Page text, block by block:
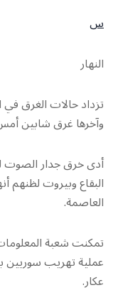
س
النهار
تزداد حالات الغرق
وآخرها غرق شابين
أدى خرق جدار الصوت
البقاع وبيروت لظنهم
العاصمة.
تمكنت شعبة
عملية تهريب سوريين
عكار.